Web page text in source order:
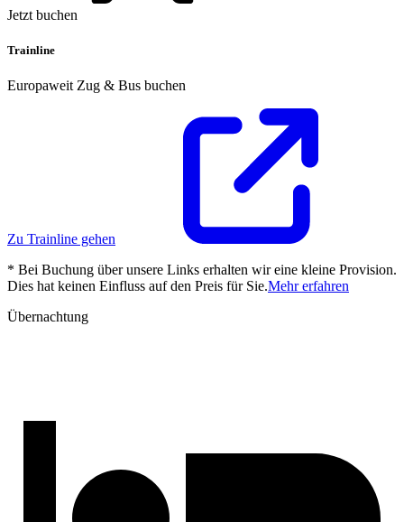
Jetzt buchen
Trainline
Europaweit Zug & Bus buchen
Zu Trainline gehen
* Bei Buchung über unsere Links erhalten wir eine kleine Provision.
Dies hat keinen Einfluss auf den Preis für Sie.Mehr erfahren
Übernachtung